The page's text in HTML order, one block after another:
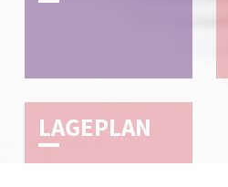
LAGE­­PLAN